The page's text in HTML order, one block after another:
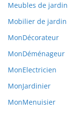
Meubles de jardin
Mobilier de jardin
MonDécorateur
MonDéménageur
MonElectricien
MonJardinier
MonMenuisier